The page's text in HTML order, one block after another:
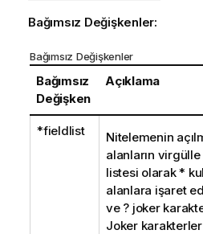
Bağımsız Değişkenler:
Bağımsız Değişkenler
Bağımsız
Değişken
Açıklama
*fieldlist
Nitelemenin
alanların virgülle
listesi olarak*
alanlara işaret
ve ? joker
Joker karakterler